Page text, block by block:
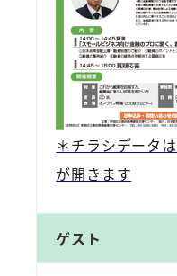
＊チラシデータ
が開きます
ゲスト